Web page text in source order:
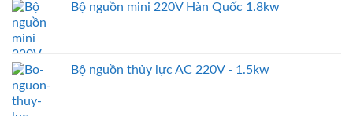
Bộ nguồn mini 220V Hàn Quốc 1.8kw
Bộ nguồn thủy lực AC 220V - 1.5kw